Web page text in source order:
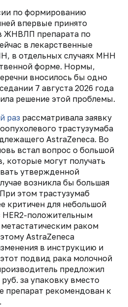
по формированию
впервые принято
ЖНВЛП препарата по
в лекарственные
в отдельных случаях МНН
форме. Нормы,
вносилось бы одно
7 августа 2026 года
решение этой проблемы.
раз рассматривала заявку
трастузумаба
AstraZeneca. Во
встал вопрос о большой
которые могут получать
утвержденной
возникла бы большая
этом трастузумаб
критичен для небольшой
HER2-положительным
раком
AstraZeneca
в инструкцию и
подвид рака молочной
предложил
за упаковку вместо
препарат рекомендован к